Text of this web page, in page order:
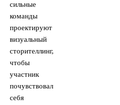
сильные
команды
проектируют
визуальный
сторителлинг,
чтобы
участник
почувствовал
себя